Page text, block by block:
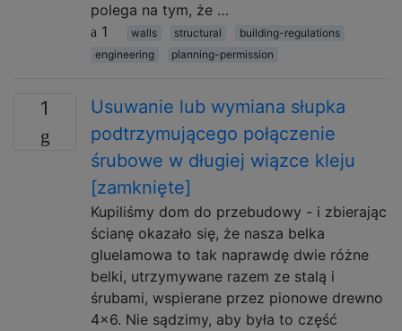
polega na tym, że …
1
walls structural
building-regulations
engineering
planning-permission
1
Usuwanie lub wymiana słupka
podtrzymującego połączenie
śrubowe w długiej wiązce kleju
[zamknięte]
Kupiliśmy dom do przebudowy - i zbierając
ścianę okazało się, że nasza belka
gluelamowa to tak naprawdę dwie różne
belki, utrzymywane razem ze stalą i
śrubami, wspierane przez pionowe drewno
4x6. Nie sądzimy, aby była to część